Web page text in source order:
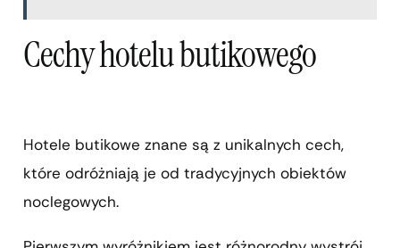
Cechy hotelu butikowego
Hotele butikowe znane są z unikalnych cech,
które odróżniają je od tradycyjnych obiektów
noclegowych.